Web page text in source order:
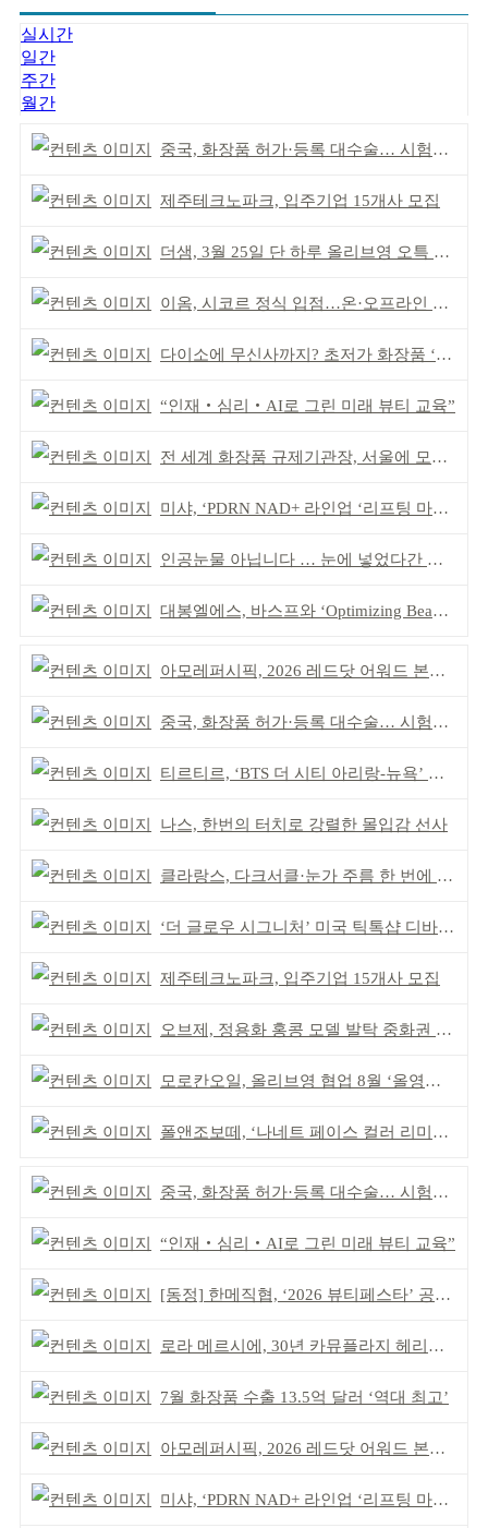
실시간
일간
주간
월간
중국, 화장품 허가·등록 대수술… 시험자료 공용 허용
제주테크노파크, 입주기업 15개사 모집
더샘, 3월 25일 단 하루 올리브영 오특 참여
이옴, 시코르 정식 입점…온·오프라인 유통망 확대
다이소에 무신사까지? 초저가 화장품 ‘전성시대’
“인재‧심리‧AI로 그린 미래 뷰티 교육”
전 세계 화장품 규제기관장, 서울에 모인다
미샤, ‘PDRN NAD+ 라인업 ‘리프팅 마스크’ 출시
인공눈물 아닙니다 … 눈에 넣었다간 각막 손상
대봉엘에스, 바스프와 ‘Optimizing Beauty’ 심포지엄
아모레퍼시픽, 2026 레드닷 어워드 본상 2개 수상
중국, 화장품 허가·등록 대수술… 시험자료 공용 허용
티르티르, ‘BTS 더 시티 아리랑-뉴욕’ 참여
나스, 한번의 터치로 강렬한 몰입감 선사
클라랑스, 다크서클·눈가 주름 한 번에 더블 케어
‘더 글로우 시그니처’ 미국 틱톡샵 디바이스 부문 1위
제주테크노파크, 입주기업 15개사 모집
오브제, 정용화 홍콩 모델 발탁 중화권 공략 강화
모로칸오일, 올리브영 협업 8월 ‘올영픽’ 선정
폴앤조보떼, ‘나네트 페이스 컬러 리미티드’ 출시
중국, 화장품 허가·등록 대수술… 시험자료 공용 허용
“인재‧심리‧AI로 그린 미래 뷰티 교육”
[동정] 한메직협, ‘2026 뷰티페스타’ 공동 주최
로라 메르시에, 30년 카뮤플라지 헤리티지 담아
7월 화장품 수출 13.5억 달러 ‘역대 최고’
아모레퍼시픽, 2026 레드닷 어워드 본상 2개 수상
미샤, ‘PDRN NAD+ 라인업 ‘리프팅 마스크’ 출시